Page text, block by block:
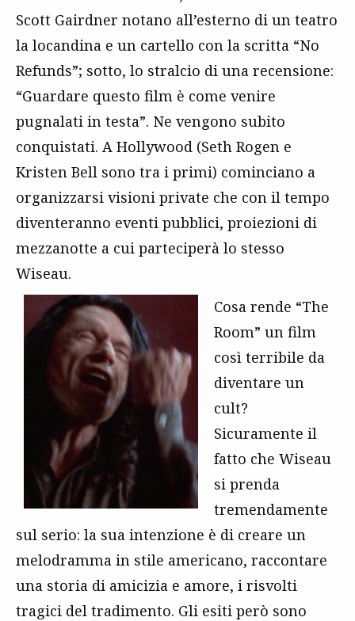
Scott Gairdner notano all’esterno di un teatro
la locandina e un cartello con la scritta “No
Refunds”; sotto, lo stralcio di una recensione:
“Guardare questo film è come venire
pugnalati in testa”. Ne vengono subito
conquistati. A Hollywood (Seth Rogen e
Kristen Bell sono tra i primi) cominciano a
organizzarsi visioni private che con il tempo
diventeranno eventi pubblici, proiezioni di
mezzanotte a cui parteciperà lo stesso
Wiseau.
Cosa rende “The
Room” un film
così terribile da
diventare un
cult?
Sicuramente il
fatto che Wiseau
si prenda
tremendamente
sul serio: la sua intenzione è di creare un
melodramma in stile americano, raccontare
una storia di amicizia e amore, i risvolti
tragici del tradimento. Gli esiti però sono